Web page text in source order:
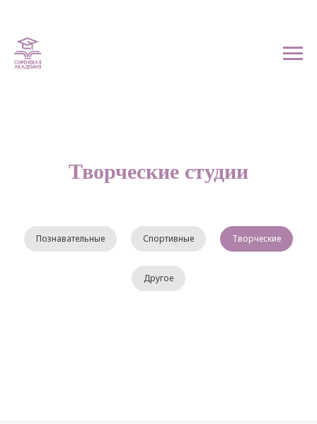
Творческие студии
Познавательные Спортивные Творческие
Другое